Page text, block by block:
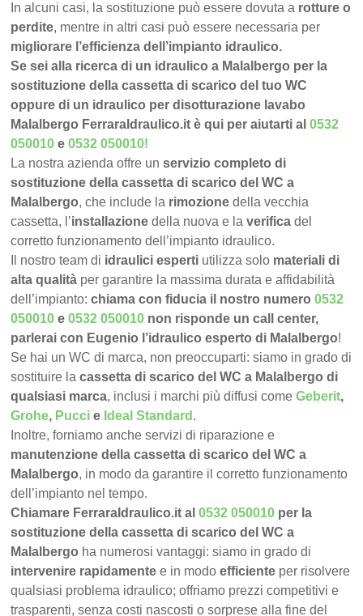
In alcuni casi, la sostituzione può essere dovuta a rotture o
perdite, mentre in altri casi può essere necessaria per
migliorare l’efficienza dell’impianto idraulico.
Se sei alla ricerca di un idraulico a Malalbergo per la
sostituzione della cassetta di scarico del tuo WC
oppure di un idraulico per disotturazione lavabo
Malalbergo FerraraIdraulico.it è qui per aiutarti al0532
050010 e0532 050010!
La nostra azienda offre unservizio completo di
sostituzione della cassetta di scarico del WC a
Malalbergo, che include la rimozione della vecchia
cassetta, l’installazione della nuova e laverifica del
corretto funzionamento dell’impianto idraulico.
Il nostro team di idraulici esperti utilizza solo materiali di
alta qualità per garantire la massima durata e affidabilità
dell’impianto:chiama con fiducia il nostro numero0532
050010 e0532 050010 non risponde un call center,
parlerai con Eugenio l’idraulico esperto di Malalbergo!
Se hai un WC di marca, non preoccuparti: siamo in grado di
sostituire lacassetta di scarico del WC a Malalbergo di
qualsiasi marca, inclusi i marchi più diffusi comeGeberit,
Grohe, Pucci e Ideal Standard .
Inoltre, forniamo anche servizi di riparazione e
manutenzione della cassetta di scarico del WC a
Malalbergo, in modo da garantire il corretto funzionamento
dell’impianto nel tempo.
Chiamare FerraraIdraulico.it al0532 050010 per la
sostituzione della cassetta di scarico del WC a
Malalbergo ha numerosi vantaggi: siamo in grado di
intervenire rapidamente e in modoefficiente per risolvere
qualsiasi problema idraulico; offriamo prezzi competitivi e
trasparenti, senza costi nascosti o sorprese alla fine del